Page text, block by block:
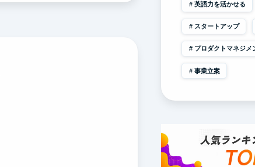
英語力を活かせる
スタートアップ
プロダクトマネジメ
事業立案